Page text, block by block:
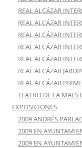
REAL ALCÁZAR
REAL ALCÁZAR
REAL ALCÁZAR
REAL ALCÁZAR
REAL ALCÁZAR
REAL ALCÁZAR
REAL ALCÁZAR
TEATRO DE LA
EXPOSICIONES
2009 ANDRÉS
2009 EN
2009 EN